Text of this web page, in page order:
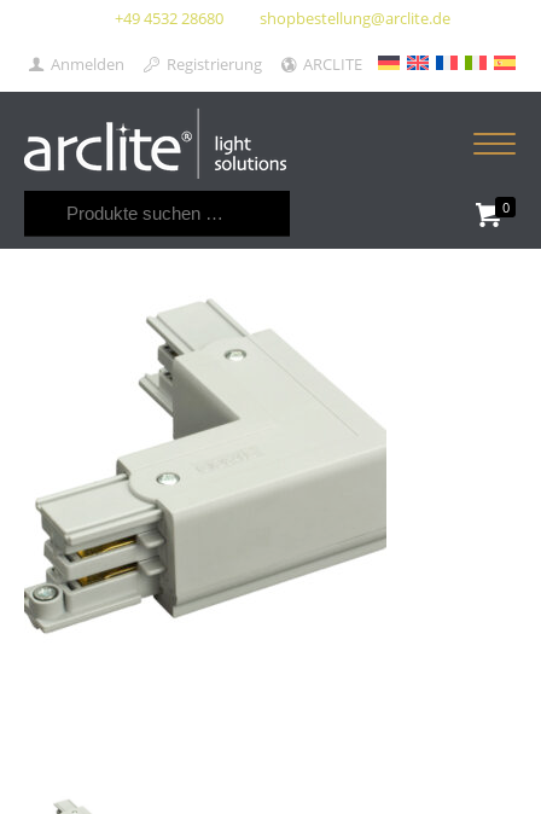
+49 4532 28680 shopbestellung@arclite.de
Anmelden Registrierung ARCLITE
0